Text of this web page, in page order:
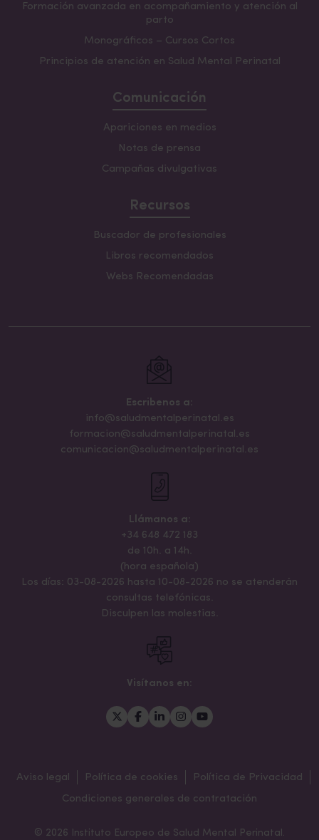
Formación avanzada en acompañamiento y atención al
parto
Monográficos – Cursos Cortos
Principios de atención en Salud Mental Perinatal
Comunicación
Apariciones en medios
Notas de prensa
Campañas divulgativas
Recursos
Buscador de profesionales
Libros recomendados
Webs Recomendadas
Escribenos a:
info@saludmentalperinatal.es
formacion@saludmentalperinatal.es
comunicacion@saludmentalperinatal.es
Llámanos a:
+34 648 472 183
de 10h. a 14h.
(hora española)
Los días: 03-08-2026 hasta 10-08-2026 no se atenderán
consultas telefónicas.
Disculpen las molestias.
Visítanos en:
Aviso legal Política de cookies
Política de Privacidad
Condiciones generales de contratación
© 2026 Instituto Europeo de Salud Mental Perinatal.